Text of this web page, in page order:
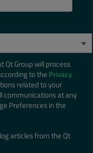
Qt Group will process
to the Privacy
related to your
communications at any
Preferences in the
articles from the Qt